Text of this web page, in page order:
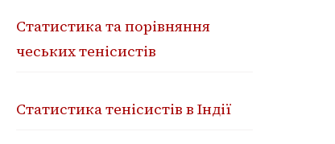
Статистика та порівняння
чеських тенісистів
Статистика тенісистів в Індії